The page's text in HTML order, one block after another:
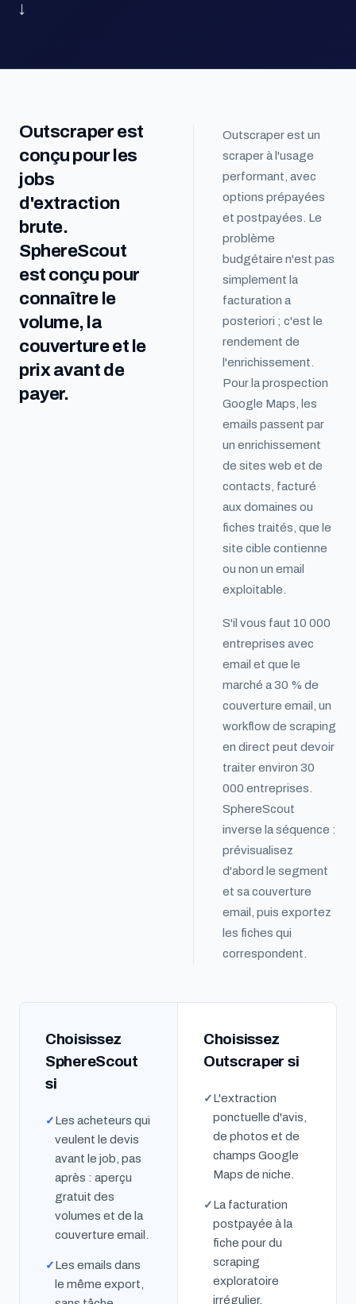
↓
Outscraper est
conçu pour les
jobs
d'extraction
brute.
SphereScout
est conçu pour
connaître le
volume, la
couverture et le
prix avant de
payer.
Outscraper est un
scraper à l'usage
performant, avec
options prépayées
et postpayées. Le
problème
budgétaire n'est pas
simplement la
facturation a
posteriori ; c'est le
rendement de
l'enrichissement.
Pour la prospection
Google Maps, les
emails passent par
un enrichissement
de sites web et de
contacts, facturé
aux domaines ou
fiches traités, que le
site cible contienne
ou non un email
exploitable.
S'il vous faut 10 000
entreprises avec
email et que le
marché a 30 % de
couverture email, un
workflow de scraping
en direct peut devoir
traiter environ 30
000 entreprises.
SphereScout
inverse la séquence :
prévisualisez
d'abord le segment
et sa couverture
email, puis exportez
les fiches qui
correspondent.
Choisissez
SphereScout
si
Les acheteurs qui
veulent le devis
avant le job, pas
après : aperçu
gratuit des
volumes et de la
couverture email.
Les emails dans
le même export,
Choisissez
Outscraper si
L'extraction
ponctuelle d'avis,
de photos et de
champs Google
Maps de niche.
La facturation
postpayée à la
fiche pour du
scraping
exploratoire
irrégulier.